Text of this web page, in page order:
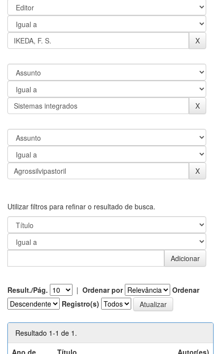
Utilizar filtros para refinar o resultado de busca.
Result./Pág. | Ordenar por
Ordenar
Registro(s)
Resultado 1-1 de 1.
Ano de
Título Autor(es)